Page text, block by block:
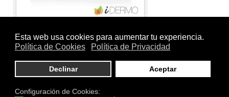
Tamaño:72 uds.
Marca:ECOVITAL PIU